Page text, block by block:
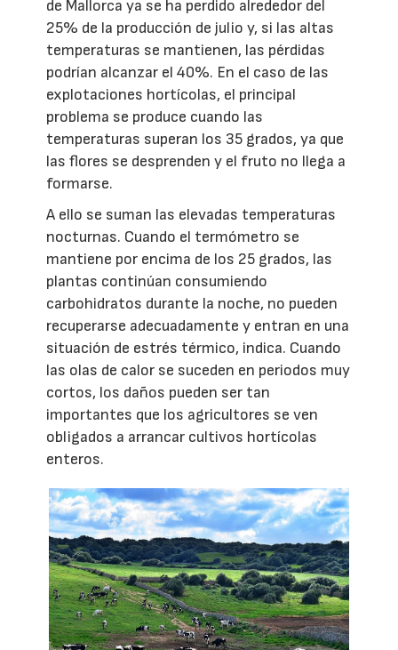
de Mallorca ya se ha perdido alrededor del
25% de la producción de julio y, si las altas
temperaturas se mantienen, las pérdidas
podrían alcanzar el 40%. En el caso de las
explotaciones hortícolas, el principal
problema se produce cuando las
temperaturas superan los 35 grados, ya que
las flores se desprenden y el fruto no llega a
formarse.
A ello se suman las elevadas temperaturas
nocturnas. Cuando el termómetro se
mantiene por encima de los 25 grados, las
plantas continúan consumiendo
carbohidratos durante la noche, no pueden
recuperarse adecuadamente y entran en una
situación de estrés térmico, indica. Cuando
las olas de calor se suceden en periodos muy
cortos, los daños pueden ser tan
importantes que los agricultores se ven
obligados a arrancar cultivos hortícolas
enteros.